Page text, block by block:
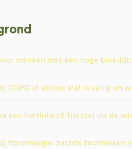
mensen met een hoge
COPD of astma: wat is veilig en
een hartinfarct: herstel via de
fibromyalgie: zachte technieken